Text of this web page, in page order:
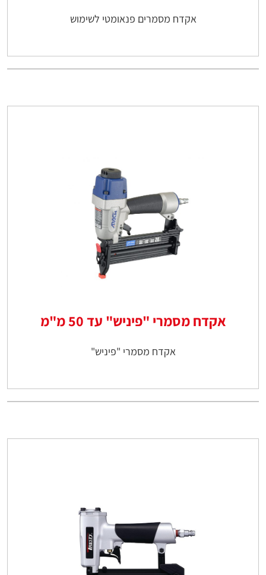
אקדח מסמרים פנאומטי לשימוש
אקדח מסמרי "פיניש" עד 50 מ"מ
אקדח מסמרי "פיניש"